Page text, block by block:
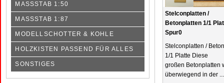
MASSSTAB 1:50
MASSSTAB 1:87
MODELLSCHOTTER & KOHLE
HOLZKISTEN PASSEND FÜR ALLES
SONSTIGES
Stelconplatten /
Betonplatten 1/1
Spur0
Stelconplatten /
1/1 Platte Diese
großen Betonplatten
überwiegend in der ...